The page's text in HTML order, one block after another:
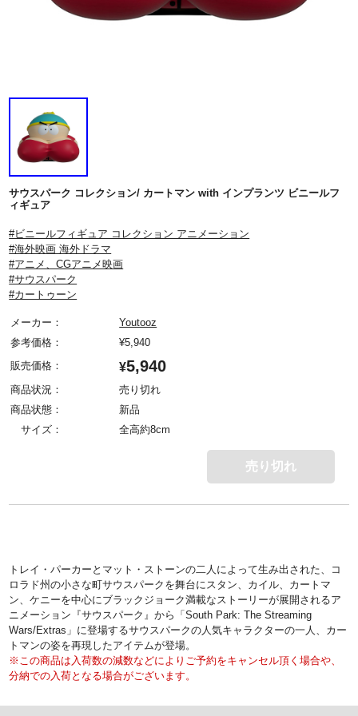
サウスパーク コレクション/ カートマン with インプランツ ビニールフ
ィギュア
#ビニールフィギュア コレクション アニメーション
#海外映画 海外ドラマ
#アニメ、CGアニメ映画
#サウスパーク
#カートゥーン
メーカー：
Youtooz
参考価格：
¥5,940
販売価格：
¥5,940
商品状況：
売り切れ
商品状態：
新品
サイズ：
全高約8cm
売り切れ
トレイ・パーカーとマット・ストーンの二人によって生み出された、コ
ロラド州の小さな町サウスパークを舞台にスタン、カイル、カートマ
ン、ケニーを中心にブラックジョーク満載なストーリーが展開されるア
ニメーション『サウスパーク』から「South Park: The Streaming
Wars/Extras」に登場するサウスパークの人気キャラクターの一人、カー
トマンの姿を再現したアイテムが登場。
※この商品は入荷数の減数などによりご予約をキャンセル頂く場合や、
分納での入荷となる場合がございます。